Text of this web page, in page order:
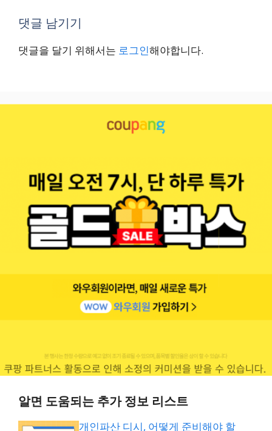
댓글 남기기
댓글을 달기 위해서는 로그인해야합니다.
알면 도움되는 추가 정보 리스트
개인파산 디시, 어떻게 준비해야 할